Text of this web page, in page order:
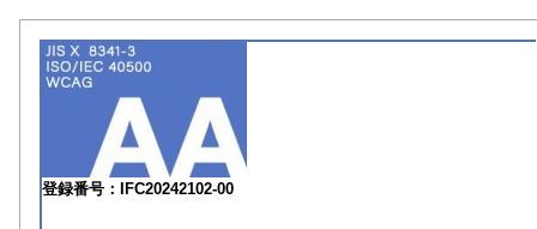
登録番号：IFC20242102-00